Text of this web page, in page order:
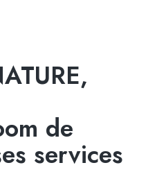
de
services